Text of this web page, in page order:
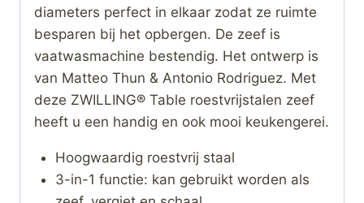
diameters perfect in elkaar zodat ze ruimte
besparen bij het opbergen. De zeef is
vaatwasmachine bestendig. Het ontwerp is
van Matteo Thun & Antonio Rodriguez. Met
deze ZWILLING® Table roestvrijstalen zeef
heeft u een handig en ook mooi keukengerei.
Hoogwaardig roestvrij staal
3-in-1 functie: kan gebruikt worden als